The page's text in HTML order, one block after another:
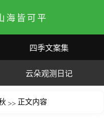
海皆可平
四季文案集
云朵观测日记
>> 正文内容